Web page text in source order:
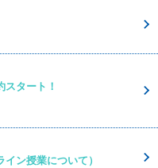
タート！
ン授業について）